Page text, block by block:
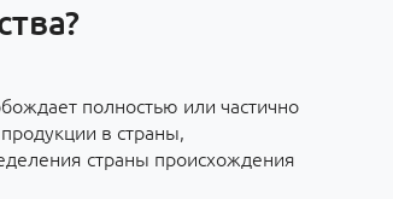
полностью или частично
в страны,
страны происхождения